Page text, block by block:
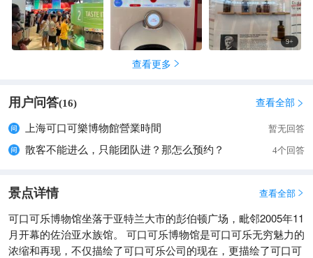
乐的展厅，真的是可以不限量的喝，品种很多，但喝到最后还是
觉得就可口可乐味道最经典。最后一站是纪念品商店，各种相关
衍生品，这个美国博物馆做的都很在行。总之，老美的展陈商业
9+
查看更多 
用户问答(16) 查看全部 
上海可口可樂博物館營業時間 暂无回答
散客不能进么，只能团队进？那怎么预约？ 4个回答
景点详情 查看全部 
可口可乐博物馆坐落于亚特兰大市的彭伯顿广场，毗邻2005年11
月开幕的佐治亚水族馆。 可口可乐博物馆是可口可乐无穷魅力的
浓缩和再现，不仅描绘了可口可乐公司的现在，更描绘了可口可